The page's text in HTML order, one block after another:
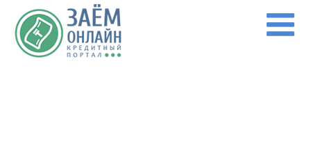
Перейти к основному содержанию